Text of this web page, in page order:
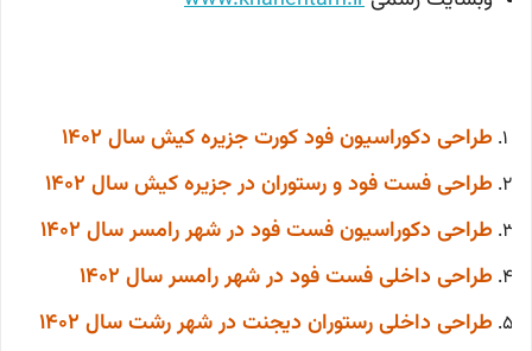
طراحی دکوراسیون فود کورت جزیره کیشسال 1402
طراحی فست فود و رستوران در جزیره کیش سال 1402
طراحی دکوراسیون فست فود در شهر رامسر سال 1402
طراحی داخلی فست فود در شهر رامسر سال 1402
طراحی داخلی رستوران دیجنت در شهر رشت سال 1402